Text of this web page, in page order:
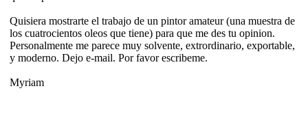
Quisiera mostrarte el trabajo de un pintor amateur (una muestra de
los cuatrocientos oleos que tiene) para que me des tu opinion.
Personalmente me parece muy solvente, extrordinario, exportable,
y moderno. Dejo e-mail. Por favor escribeme.
Myriam